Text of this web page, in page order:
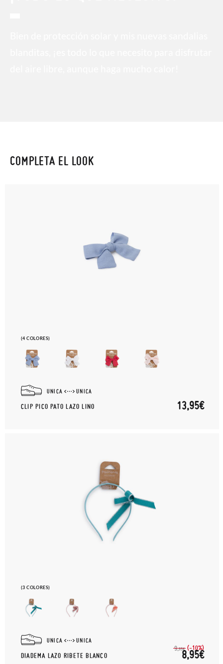
COMPLETA EL LOOK
(4 COLORES)
UNICA UNICA
CLIP PICO PATO LAZO LINO 13,95€
(3 COLORES)
UNICA UNICA
DIADEMA LAZO RIBETE BLANCO
9,95€ (-10%)
8,95€